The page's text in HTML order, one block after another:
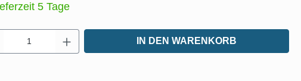
5 Tage
Anzahl: Gib den gewünschten Wert ein
IN DEN WARENKORB